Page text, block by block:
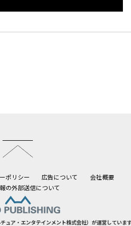
ポリシー 広告について
会社概要
の外部送信について
ュア・エンタテインメント株式会社）が運営していま